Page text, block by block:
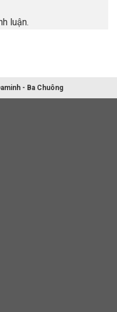
luận.
- Ba Chuông